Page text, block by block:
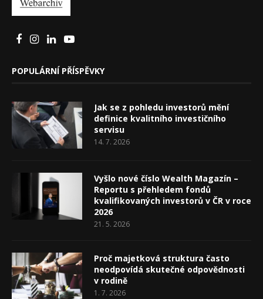
POPULÁRNÍ PŘÍSPĚVKY
Jak se z pohledu investorů mění
definice kvalitního investičního
servisu
14. 7. 2026
Vyšlo nové číslo Wealth Magazín –
Reportu s přehledem fondů
kvalifikovaných investorů v ČR v roce
2026
21. 5. 2026
Proč majetková struktura často
neodpovídá skutečné odpovědnosti
v rodině
1. 7. 2026